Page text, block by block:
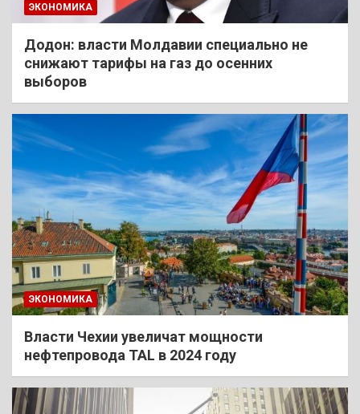
ЭКОНОМИКА
Додон: власти Молдавии специально не
снижают тарифы на газ до осенних
выборов
ЭКОНОМИКА
Власти Чехии увеличат мощности
нефтепровода TAL в 2024 году